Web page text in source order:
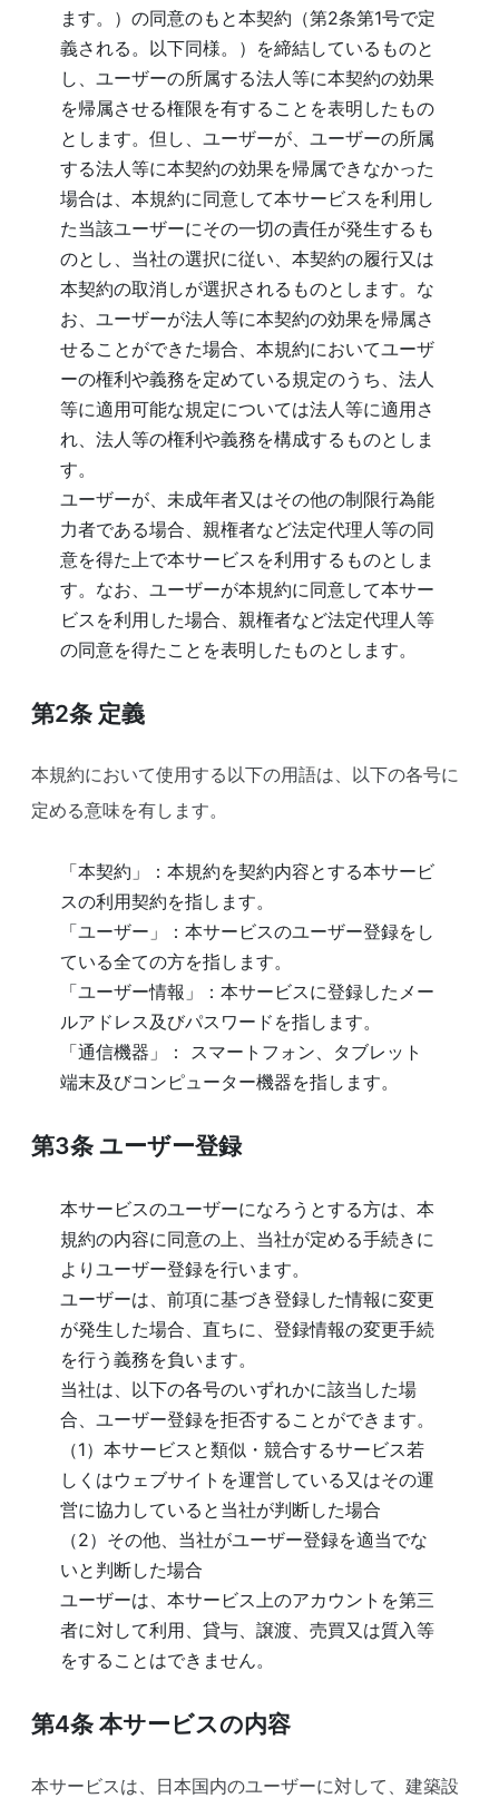
ます。）の同意のもと本契約（第2条第1号で定
義される。以下同様。）を締結しているものと
し、ユーザーの所属する法人等に本契約の効果
を帰属させる権限を有することを表明したもの
とします。但し、ユーザーが、ユーザーの所属
する法人等に本契約の効果を帰属できなかった
場合は、本規約に同意して本サービスを利用し
た当該ユーザーにその一切の責任が発生するも
のとし、当社の選択に従い、本契約の履行又は
本契約の取消しが選択されるものとします。な
お、ユーザーが法人等に本契約の効果を帰属さ
せることができた場合、本規約においてユーザ
ーの権利や義務を定めている規定のうち、法人
等に適用可能な規定については法人等に適用さ
れ、法人等の権利や義務を構成するものとしま
す。
ユーザーが、未成年者又はその他の制限行為能
力者である場合、親権者など法定代理人等の同
意を得た上で本サービスを利用するものとしま
す。なお、ユーザーが本規約に同意して本サー
ビスを利用した場合、親権者など法定代理人等
の同意を得たことを表明したものとします。
第2条 定義
本規約において使用する以下の用語は、以下の各号に
定める意味を有します。
「本契約」：本規約を契約内容とする本サービ
スの利用契約を指します。
「ユーザー」：本サービスのユーザー登録をし
ている全ての方を指します。
「ユーザー情報」：本サービスに登録したメー
ルアドレス及びパスワードを指します。
「通信機器」： スマートフォン、タブレット
端末及びコンピューター機器を指します。
第3条 ユーザー登録
本サービスのユーザーになろうとする方は、本
規約の内容に同意の上、当社が定める手続きに
よりユーザー登録を行います。
ユーザーは、前項に基づき登録した情報に変更
が発生した場合、直ちに、登録情報の変更手続
を行う義務を負います。
当社は、以下の各号のいずれかに該当した場
合、ユーザー登録を拒否することができます。
（1）本サービスと類似・競合するサービス若
しくはウェブサイトを運営している又はその運
営に協力していると当社が判断した場合
（2）その他、当社がユーザー登録を適当でな
いと判断した場合
ユーザーは、本サービス上のアカウントを第三
者に対して利用、貸与、譲渡、売買又は質入等
をすることはできません。
第4条 本サービスの内容
本サービスは、日本国内のユーザーに対して、建築設